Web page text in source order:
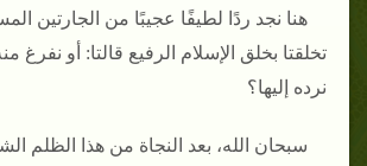
هنا نجد ردًا لطيفًا عجيبًا من الجارتين
تخلقتا بخلق الإسلام الرفيع قالتا: أو نفرغ
نرده إليها؟
سبحان الله، بعد النجاة من هذا الظلم